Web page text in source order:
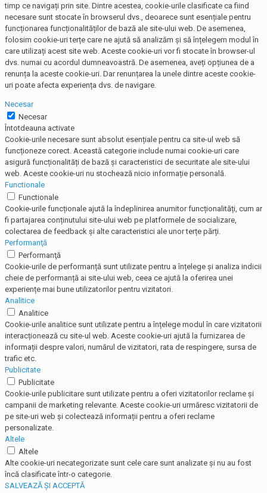
timp ce navigați prin site. Dintre acestea, cookie-urile clasificate ca fiind
necesare sunt stocate în browserul dvs., deoarece sunt esențiale pentru
funcționarea funcționalităților de bază ale site-ului web. De asemenea,
folosim cookie-uri terțe care ne ajută să analizăm și să înțelegem modul în
care utilizați acest site web. Aceste cookie-uri vor fi stocate în browser-ul
dvs. numai cu acordul dumneavoastră. De asemenea, aveți opțiunea de a
renunța la aceste cookie-uri. Dar renunțarea la unele dintre aceste cookie-
uri poate afecta experiența dvs. de navigare.
Necesar
Necesar
Întotdeauna activate
Cookie-urile necesare sunt absolut esențiale pentru ca site-ul web să
funcționeze corect. Această categorie include numai cookie-uri care
asigură funcționalități de bază și caracteristici de securitate ale site-ului
web. Aceste cookie-uri nu stochează nicio informație personală.
Functionale
Functionale
Cookie-urile funcționale ajută la îndeplinirea anumitor funcționalități, cum ar
fi partajarea conținutului site-ului web pe platformele de socializare,
colectarea de feedback și alte caracteristici ale unor terțe părți.
Performanţă
Performanţă
Cookie-urile de performanță sunt utilizate pentru a înțelege și analiza indicii
cheie de performanță ai site-ului web, ceea ce ajută la oferirea unei
experiențe mai bune utilizatorilor pentru vizitatori.
Analitice
Analitice
Cookie-urile analitice sunt utilizate pentru a înțelege modul în care vizitatorii
interacționează cu site-ul web. Aceste cookie-uri ajută la furnizarea de
informații despre valori, numărul de vizitatori, rata de respingere, sursa de
trafic etc.
Publicitate
Publicitate
Cookie-urile publicitare sunt utilizate pentru a oferi vizitatorilor reclame și
campanii de marketing relevante. Aceste cookie-uri urmăresc vizitatorii de
pe site-uri web și colectează informații pentru a oferi reclame
personalizate.
Altele
Altele
Alte cookie-uri necategorizate sunt cele care sunt analizate și nu au fost
încă clasificate într-o categorie.
SALVEAZĂ ȘI ACCEPTĂ